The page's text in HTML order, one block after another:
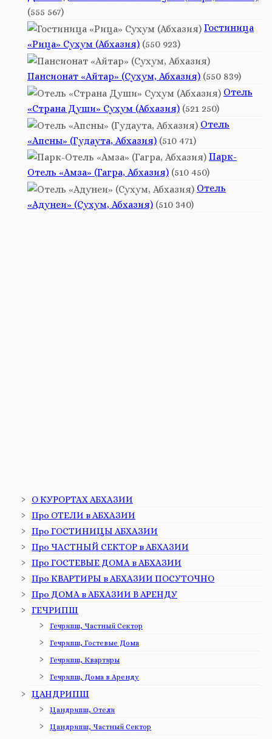
(555 567)
Гостиница
«Рица» Сухум (Абхазия) (550 923)
Пансионат «Айтар» (Сухум, Абхазия) (550 839)
Отель
«Страна Души» Сухум (Абхазия) (521 250)
Отель
«Апсны» (Гудаута, Абхазия) (510 471)
Парк-
Отель «Амза» (Гагра, Абхазия) (510 450)
Отель
«Адунеи» (Сухум, Абхазия) (510 340)
О КУРОРТАХ АБХАЗИИ
Про ОТЕЛИ в АБХАЗИИ
Про ГОСТИНИЦЫ АБХАЗИИ
Про ЧАСТНЫЙ СЕКТОР в АБХАЗИИ
Про ГОСТЕВЫЕ ДОМА в АБХАЗИИ
Про КВАРТИРЫ в АБХАЗИИ ПОСУТОЧНО
Про ДОМА в АБХАЗИИ В АРЕНДУ
ГЕЧРИПШ
Гечрипш, Частный Сектор
Гечрипш, Гостевые Дома
Гечрипш, Квартиры
Гечрипш, Дома в Аренду
ЦАНДРИПШ
Цандрипш, Отели
Цандрипш, Частный Сектор